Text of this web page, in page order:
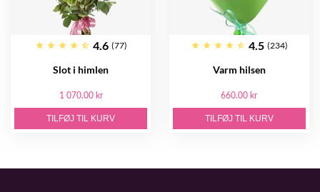
4.6 (77)
Slot i himlen
1 070.00 kr
TILFØJ TIL KURV
4.5 (234)
Varm hilsen
660.00 kr
TILFØJ TIL KURV